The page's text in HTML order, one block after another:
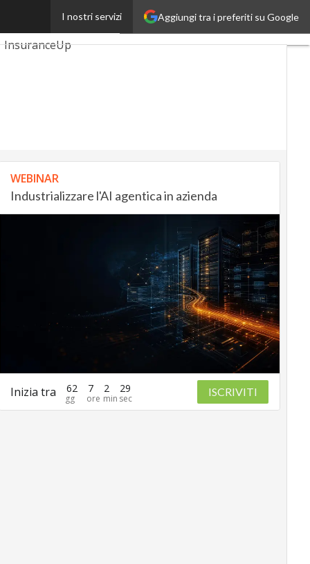
Aggiungi tra i preferiti su Google
I nostri servizi
AutomotiveUp
InsuranceUp
WEBINAR
Industrializzare l'AI agentica in azienda
Inizia tra 62 7 2 28 ISCRIVITI